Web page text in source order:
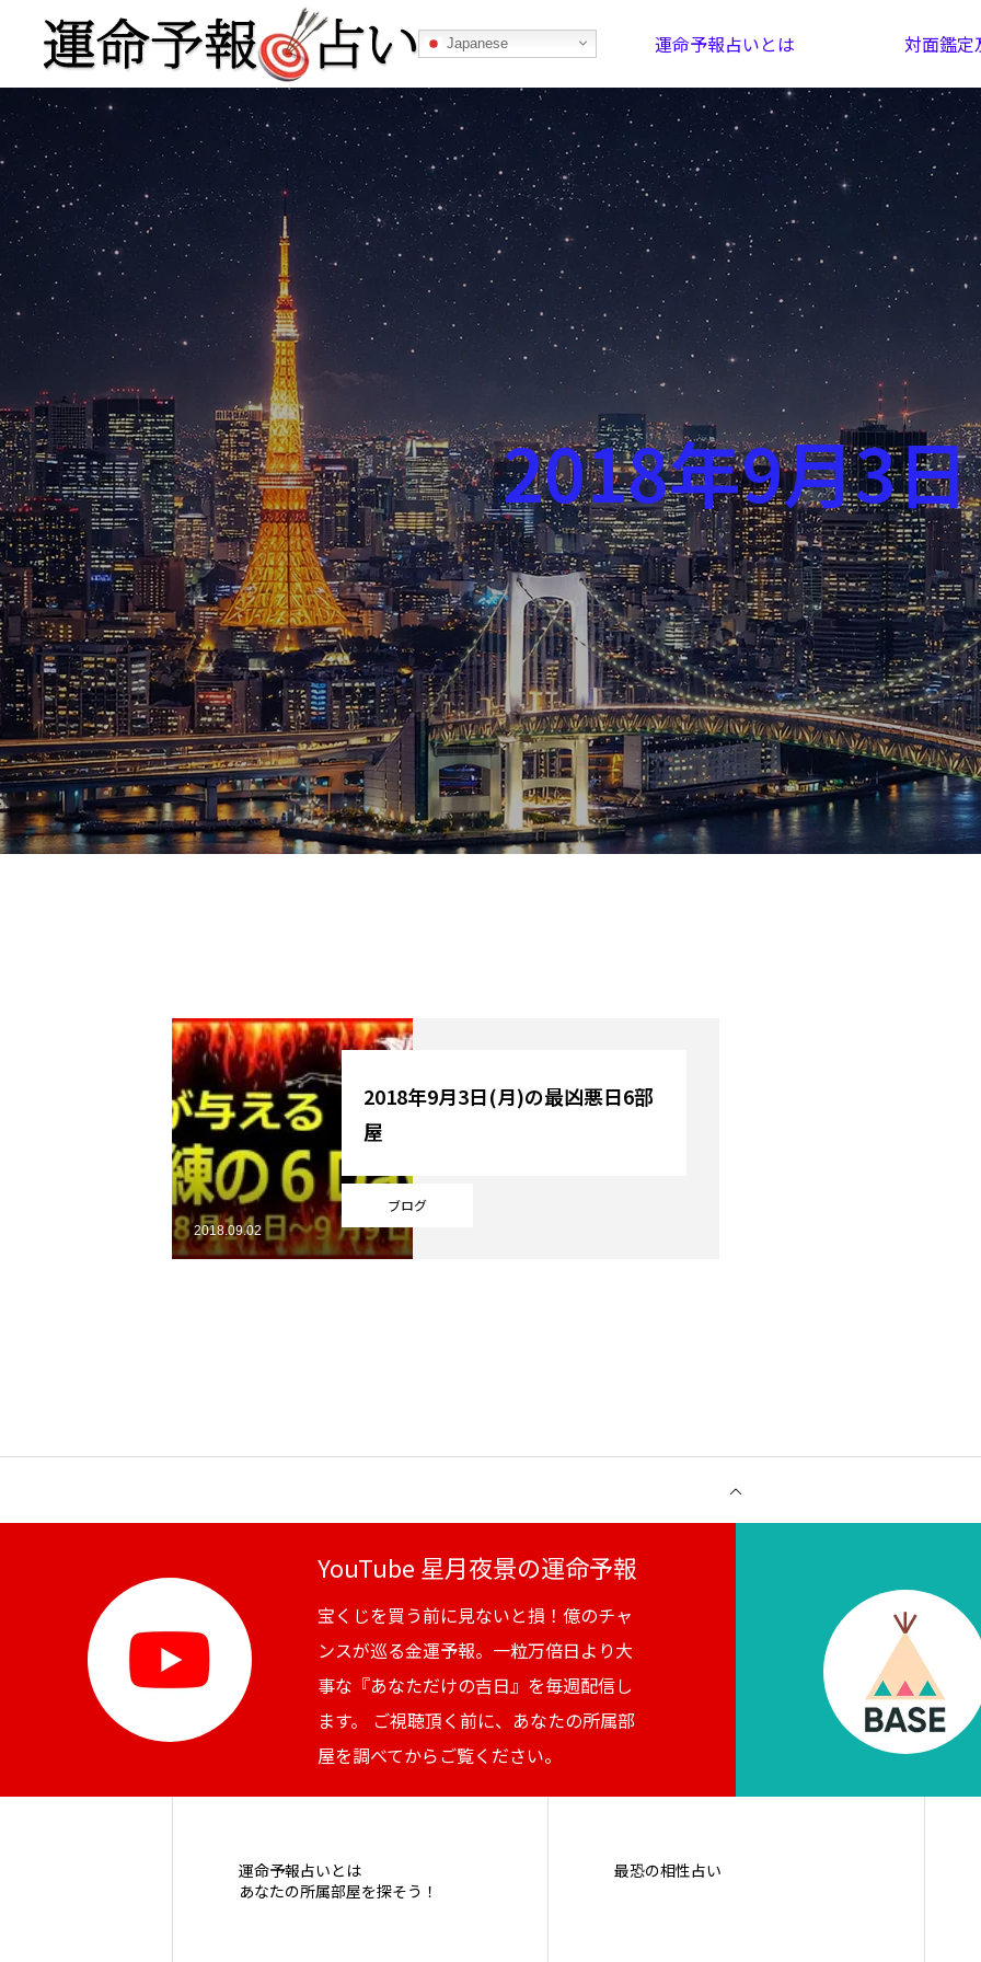
Japanese 運命予報占いとは 対面鑑定
運命予報占い
運命予報占いとは あなたの所属部屋を探そう！ 最恐の相性占い
記事カテゴリー
ブログ お知らせ 芸能界
スポーツ 競馬 社会
テニス四大大会・五輪
テニス四大大会・五輪
YouTube
Online Store
2018年9月3日
ブログ
2018年9月3日(月)の最凶悪日6部
屋
2018.09.02
YouTube 星月夜景の運命予報
宝くじを買う前に見ないと損！億のチャ
ンスが巡る金運予報。一粒万倍日より大
事な『あなただけの吉日』を毎週配信し
ます。 ご視聴頂く前に、あなたの所属部
屋を調べてからご覧ください。
運命予報占いとは
あなたの所属部屋を探そう！
最恐の相性占い